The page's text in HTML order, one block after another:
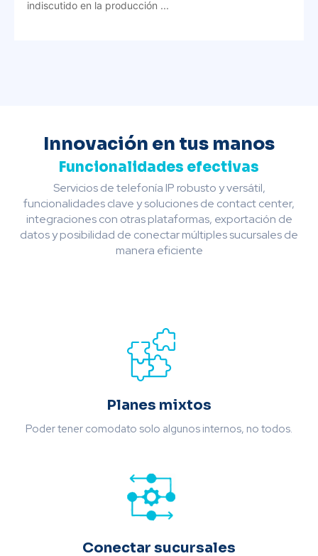
indiscutido en la producción ...
Innovación en tus manos
Funcionalidades efectivas
Servicios de telefonía IP robusto y versátil,
funcionalidades clave y soluciones de contact center,
integraciones con otras plataformas, exportación de
datos y posibilidad de conectar múltiples sucursales de
manera eficiente
Planes mixtos
Poder tener comodato solo algunos internos, no todos.
Conectar sucursales